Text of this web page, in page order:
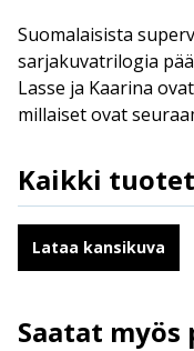
Suomalaisista
sarjakuvatrilogia
Lasse ja Kaarina
millaiset ovat
Kaikki
ISBN
Kirjoittajat
Kuvittajat
ALV
Lataa kansikuva
Saatat myös